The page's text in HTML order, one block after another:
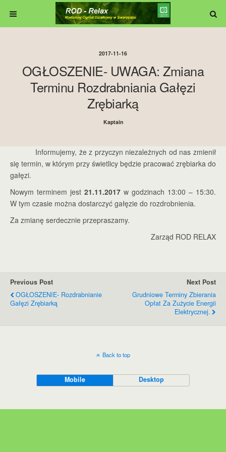
2017-11-16
OGŁOSZENIE- UWAGA: Zmiana
Terminu Rozdrabniania Gałęzi
Zrębiarką
Kaptain
Informujemy, że z przyczyn niezależnych od nas zmienił
się termin, w którym przy świetlicy będzie pracować zrębiarka do
gałęzi.
Nowym terminem jest 21.11.2017 w godzinach 13:00 – 15:30.
W tym czasie można dostarczyć gałęzie do rozdrobnienia.
Za zmianę serdecznie przepraszamy.
Zarząd ROD RELAX
Previous Post
OGŁOSZENIE- Rozdrabnianie
Gałęzi Zrębiarką
Next Post
Grudniowe Terminy Zbierania
Opłat Za Zużycie Energii
Elektrycznej.
Back to top
Mobile Desktop